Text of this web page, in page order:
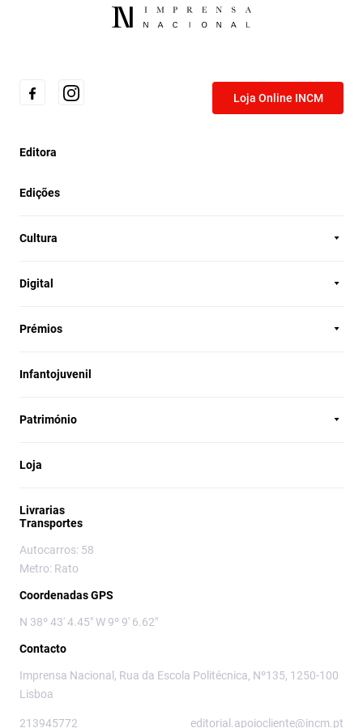
Loja Online INCM
Editora
Edições
Cultura
Digital
Prémios
Infantojuvenil
Património
Loja
Livrarias
Transportes
Autocarros: 58
Metro: Rato
Coordenadas GPS
N 38º 43' 4.45" W 9º 9' 6.62"
Contacto
Imprensa Nacional, Rua da Escola Politécnica, Nº135, 1250-100
Lisboa
213945772 editorial.apoiocliente@incm.pt